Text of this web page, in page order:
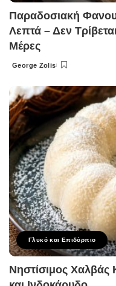
Παραδοσιακή
Λεπτά – Δεν
Μέρες
Posted
George Zolis
Γλυκό και Επιδόρπιο
Νηστίσιμος